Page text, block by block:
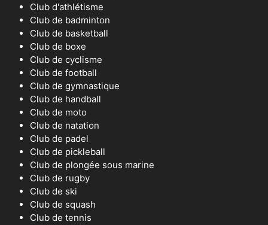
Club d'athlétisme
Club de badminton
Club de basketball
Club de boxe
Club de cyclisme
Club de football
Club de gymnastique
Club de handball
Club de moto
Club de natation
Club de padel
Club de pickleball
Club de plongée sous marine
Club de rugby
Club de ski
Club de squash
Club de tennis